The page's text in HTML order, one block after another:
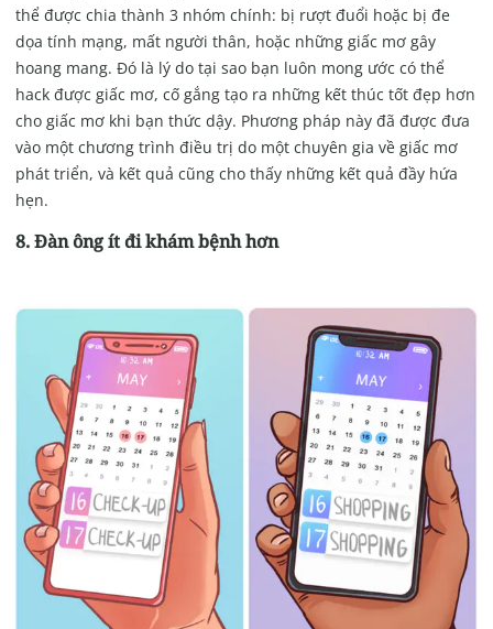
thể được chia thành 3 nhóm chính: bị rượt đuổi hoặc bị đe
dọa tính mạng, mất người thân, hoặc những giấc mơ gây
hoang mang. Đó là lý do tại sao bạn luôn mong ước có thể
hack được giấc mơ, cố gắng tạo ra những kết thúc tốt đẹp hơn
cho giấc mơ khi bạn thức dậy. Phương pháp này đã được đưa
vào một chương trình điều trị do một chuyên gia về giấc mơ
phát triển, và kết quả cũng cho thấy những kết quả đầy hứa
hẹn.
8. Đàn ông ít đi khám bệnh hơn